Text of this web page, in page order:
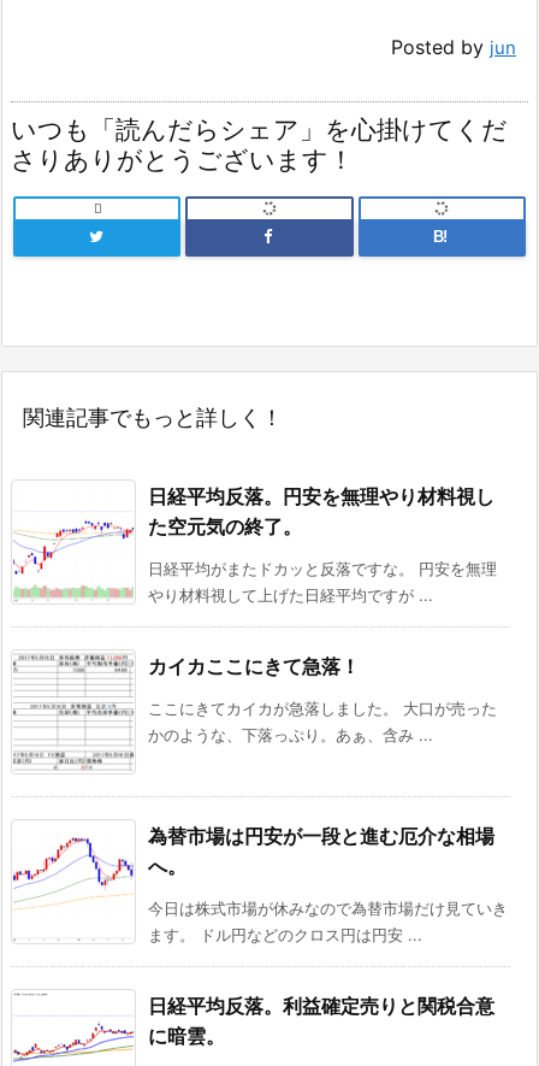
Posted by jun
いつも「読んだらシェア」を心掛けてくだ
さりありがとうございます！

B!
関連記事でもっと詳しく！
日経平均反落。円安を無理やり材料視し
た空元気の終了。
日経平均がまたドカッと反落ですな。 円安を無理
やり材料視して上げた日経平均ですが ...
カイカここにきて急落！
ここにきてカイカが急落しました。 大口が売った
かのような、下落っぷり。あぁ、含み ...
為替市場は円安が一段と進む厄介な相場
へ。
今日は株式市場が休みなので為替市場だけ見ていき
ます。 ドル円などのクロス円は円安 ...
日経平均反落。利益確定売りと関税合意
に暗雲。